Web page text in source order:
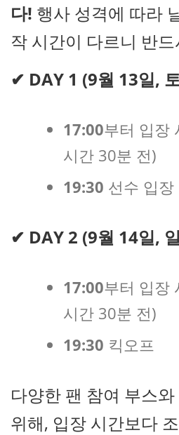
다! 행사 성격에 따라
작 시간이 다르니 반
✔ DAY 1 (9월 13일,
17:00부터 입장
시간 30분 전)
19:30 선수 입
✔ DAY 2 (9월 14일,
17:00부터 입장
시간 30분 전)
19:30 킥오프
다양한 팬 참여 부스
위해, 입장 시간보다